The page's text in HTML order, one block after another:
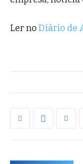
Ler noDiário de